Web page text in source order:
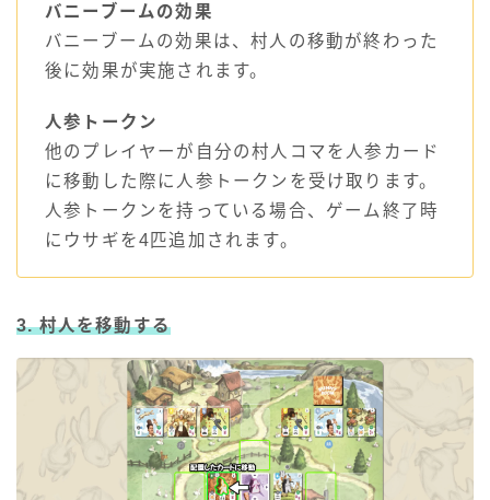
バニーブームの効果
バニーブームの効果は、村人の移動が終わった
後に効果が実施されます。
人参トークン
他のプレイヤーが自分の村人コマを人参カード
に移動した際に人参トークンを受け取ります。
人参トークンを持っている場合、ゲーム終了時
にウサギを4匹追加されます。
3. 村人を移動する